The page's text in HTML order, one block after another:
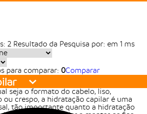
2 Resultado da Pesquisa por: em 1 ms
para comparar: 0Comparar
seja o formato do cabelo, liso,
ou crespo, a hidratação capilar é uma
tão importante quanto a hidratação